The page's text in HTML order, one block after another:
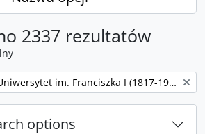
2337 rezultatów
Lwowski Królewski Uniwersytet im. Franciszka I (1817-1918) Uniwersytet Jana Kazimierza we Lwowie (1919-1939) / ЛЬBOBCKИЙ KOPOЛEBCKИЙ УНИBEPCИTET ИМ. ФPAНЦA I (1817-1918) УНИBEPCИTET ИМ. ЯНA KAЗИМИPA ВO ЛЬBOBE (1919-1939)
options